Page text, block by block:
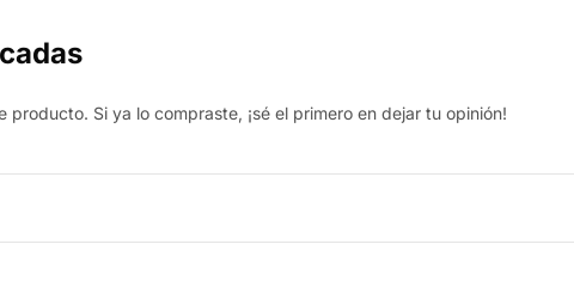
producto. Si ya lo compraste, ¡sé el primero en dejar tu opinión!